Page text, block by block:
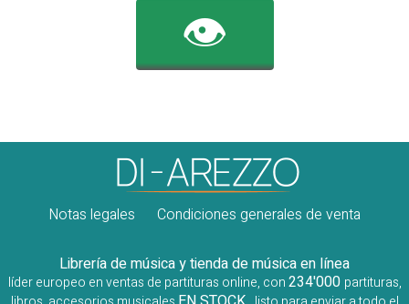
👁️
Notas legales Condiciones generales de venta
Librería de música y tienda de música en línea
líder europeo en ventas de partituras online, con234'000 partituras,